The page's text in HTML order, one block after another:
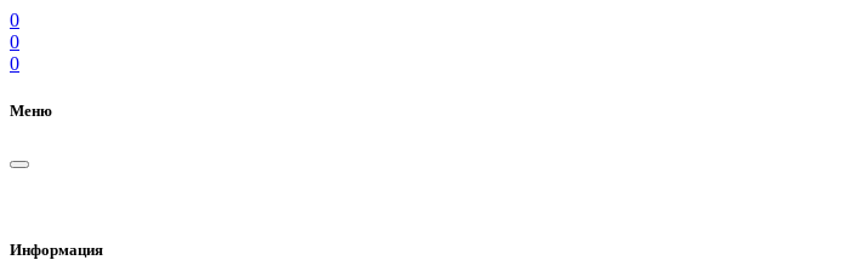
0
0
0
Меню
Информация